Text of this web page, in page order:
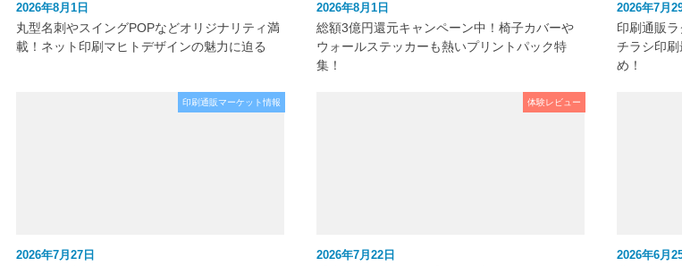
2026年8月1日
丸型名刺やスイングPOPなどオリジナリティ満
載！ネット印刷マヒトデザインの魅力に迫る
2026年8月1日
総額3億円還元キャンペーン中！椅子カバーや
ウォールステッカーも熱いプリントパック特
集！
2026年7月
印刷通販
チラシ印
め！
印刷通販マーケット情報
2026年7月27日
体験レビュー
2026年7月22日 2026年6月